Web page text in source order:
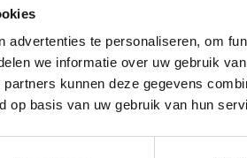
advertenties te personaliseren, om
we informatie over uw gebruik
kunnen deze gegevens
op basis van uw gebruik van hun